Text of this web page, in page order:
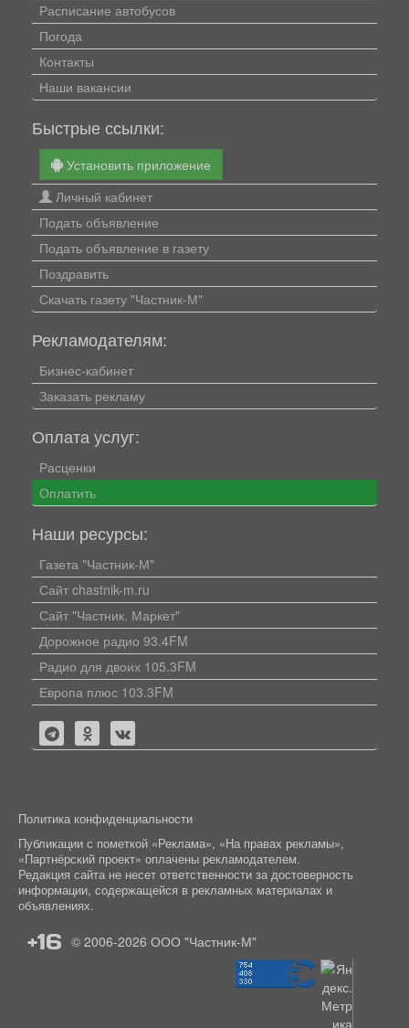
Расписание автобусов
Погода
Контакты
Наши вакансии
Быстрые ссылки:
Установить приложение
Личный кабинет
Подать объявление
Подать объявление в газету
Поздравить
Скачать газету "Частник-М"
Рекламодателям:
Бизнес-кабинет
Заказать рекламу
Оплата услуг:
Расценки
Оплатить
Наши ресурсы:
Газета "Частник-М"
Сайт chastnik-m.ru
Сайт "Частник. Маркет"
Дорожное радио 93.4FM
Радио для двоих 105.3FM
Европа плюс 103.3FM
Политика конфиденциальности
Публикации с пометкой «Реклама», «На правах рекламы»,
«Партнёрский проект» оплачены рекламодателем.
Редакция сайта не несет ответственности за достоверность
информации, содержащейся в рекламных материалах и
объявлениях.
+16 © 2006-2026 ООО "Частник-М"